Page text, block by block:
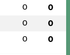
0 0
0 0
0 0